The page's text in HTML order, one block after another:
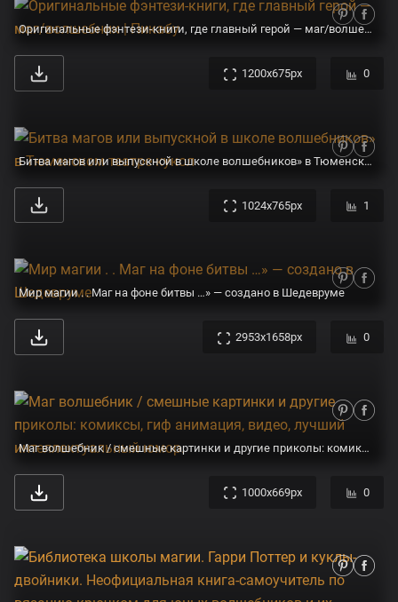
Оригинальные фэнтези-книги, где главный герой — маг/волшебник | Пикабу
1200x675px 0
Битва магов или выпускной в школе волшебников» в Тюменском театре кукол
1024x765px 1
Мир магии . . Маг на фоне битвы …» — создано в Шедевруме
2953x1658px 0
Маг волшебник / смешные картинки и другие приколы: комиксы, гиф анимация, видео, лучший интеллектуальный юмор.
1000x669px 0